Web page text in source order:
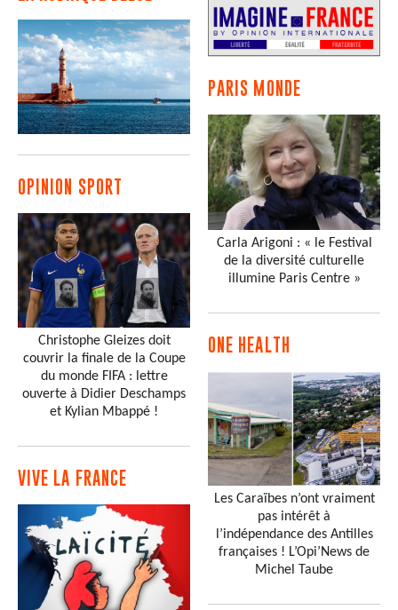
OPINION SPORT
Christophe Gleizes doit
couvrir la finale de la Coupe
du monde FIFA : lettre
ouverte à Didier Deschamps
et Kylian Mbappé !
VIVE LA FRANCE
PARIS MONDE
Carla Arigoni : « le Festival
de la diversité culturelle
illumine Paris Centre »
ONE HEALTH
Les Caraïbes n’ont vraiment
pas intérêt à
l’indépendance des Antilles
françaises ! L’Opi’News de
Michel Taube